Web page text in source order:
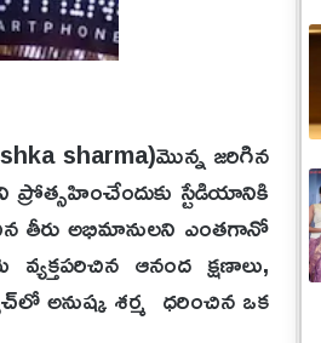
sharma)మొన్న జరిగిన
స్టేడియానికి
తీరు అభిమానులని ఎంతగానో
ఆనంద క్షణాలు,
శర్మ ధరించిన ఒక